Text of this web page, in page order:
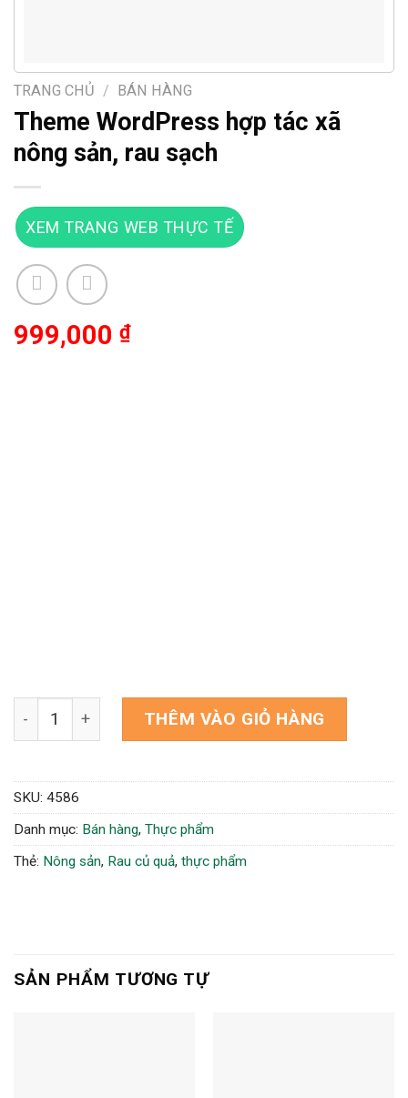
TRANG CHỦ / BÁN HÀNG
Theme WordPress hợp tác xã
nông sản, rau sạch
XEM TRANG WEB THỰC TẾ
999,000 ₫
Theme WordPress hợp tác xã nông sản, rau sạch số
THÊM VÀO GIỎ HÀNG
SKU: 4586
Danh mục: Bán hàng, Thực phẩm
Thẻ: Nông sản, Rau củ quả, thực phẩm
SẢN PHẨM TƯƠNG TỰ